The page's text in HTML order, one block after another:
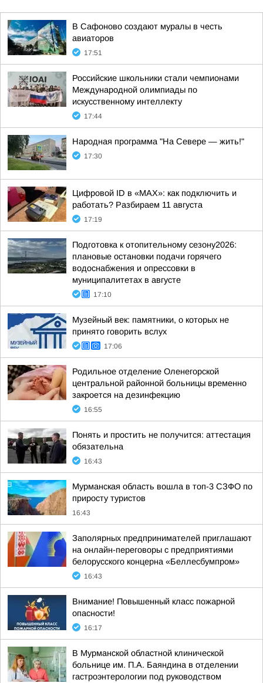
В Сафоново создают муралы в честь
авиаторов
17:51
Российские школьники стали чемпионами
Международной олимпиады по
искусственному интеллекту
17:44
Народная программа "На Севере — жить!"
17:30
Цифровой ID в «MAX»: как подключить и
работать? Разбираем 11 августа
17:19
Подготовка к отопительному сезону2026:
плановые остановки подачи горячего
водоснабжения и опрессовки в
муниципалитетах в августе
17:10
Музейный век: памятники, о которых не
принято говорить вслух
17:06
Родильное отделение Оленегорской
центральной районной больницы временно
закроется на дезинфекцию
16:55
Понять и простить не получится: аттестация
обязательна
16:43
Мурманская область вошла в топ-3 СЗФО по
приросту туристов
16:43
Заполярных предпринимателей приглашают
на онлайн-переговоры с предприятиями
белорусского концерна «Беллесбумпром»
16:43
Внимание! Повышенный класс пожарной
опасности!
16:17
В Мурманской областной клинической
больнице им. П.А. Баяндина в отделении
гастроэнтерологии под руководством